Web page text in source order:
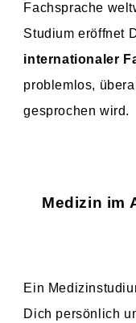
Fachsprache
Studium eröffnet
internationaler
problemlos,
gesprochen wird.
Medizin im
Ein
Dich persönlich